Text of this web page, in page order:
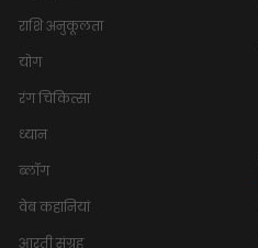
राशि अनुकूलता
योग
रंग चिकित्सा
ध्यान
ब्लॉग
वेब कहानियां
आरती संग्रह